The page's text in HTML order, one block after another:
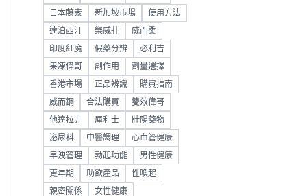
日本藤素 新加坡市場 使用方法
達泊西汀 樂威壯 威而柔
印度紅魔 假藥分辨 必利吉
果凍偉哥 副作用 劑量選擇
香港市場 正品辨識 購買指南
威而鋼 合法購買 雙效偉哥
他達拉非 犀利士 壯陽藥物
泌尿科 中醫調理 心血管健康
早洩管理 勃起功能 男性健康
更年期 助欲產品 性喚起
親密關係 女性健康